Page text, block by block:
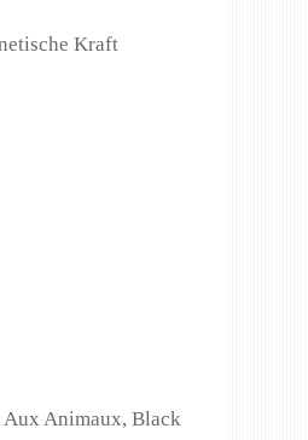
Kraft
Aux Animaux, Black